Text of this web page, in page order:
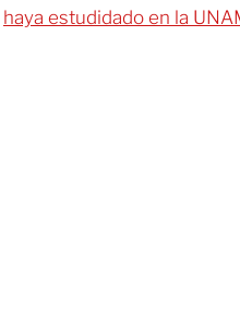
haya estudidado en la